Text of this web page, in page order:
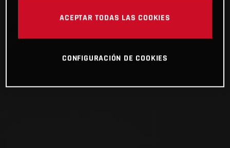
ACEPTAR TODAS LAS COOKIES
CONFIGURACIÓN DE COOKIES